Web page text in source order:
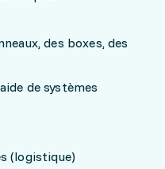
des boxes, des
de systèmes
(logistique)